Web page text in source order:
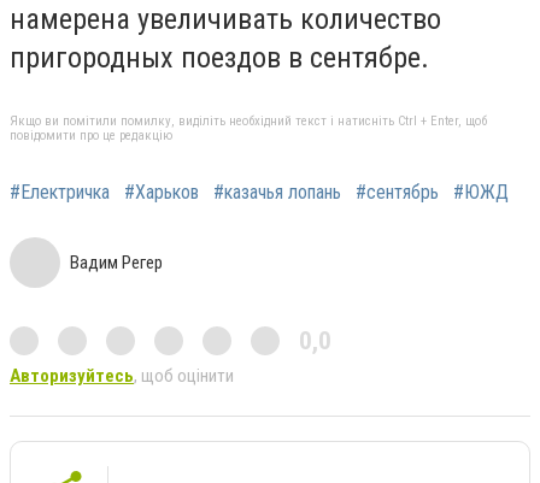
намерена увеличивать количество
пригородных поездов в сентябре.
Якщо ви помітили помилку, виділіть необхідний текст і натисніть Ctrl + Enter, щоб
повідомити про це редакцію
#Електричка #Харьков #казачья лопань #сентябрь #ЮЖД
Вадим Регер
0,0
Авторизуйтесь, щоб оцінити